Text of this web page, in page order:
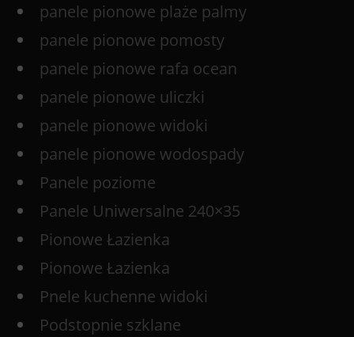
panele pionowe plaże palmy
panele pionowe pomosty
panele pionowe rafa ocean
panele pionowe uliczki
panele pionowe widoki
panele pionowe wodospady
Panele poziome
Panele Uniwersalne 240×35
Pionowe Łazienka
Pionowe Łazienka
Pnele kuchenne widoki
Podstopnie szklane